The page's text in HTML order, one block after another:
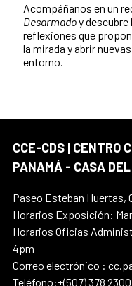
Acompáñanos en un
Desarmadoy
reflexiones que
la mirada y abrir
entorno.
CCE-CDS | CENTRO
PANAMÁ - CASA DEL
Paseo Esteban Huertas,
Horarios Exposición:
Horarios Oficias
4pm
Correo electrónico :
Teléfono:+(507) 378 2300